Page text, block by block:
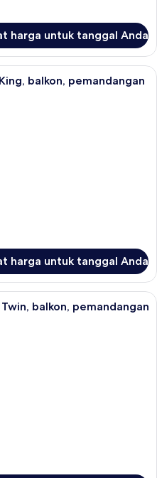
harga untuk tanggal Anda
Brankas, meja kerja, tirai kedap
balkon, pemandangan
harga untuk tanggal Anda
Kamar Deluks, 2 Tempat Tidur
balkon, pemandangan